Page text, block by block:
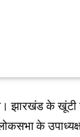
झारखंड के खूंटी
के